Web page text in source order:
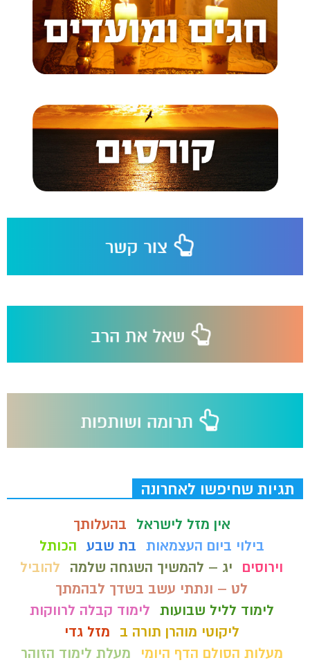
תגיות שחיפשו לאחרונה
אין מזל לישראל
בהעלותך
בילוי ביום העצמאות בת שבע הכותל
וירוסים
יג – להמשיך השגחה שלמה
להוביל
לט – ונתתי עשב בשדך לבהמתך
לימוד לליל שבועות לימוד קבלה לרווקות
ליקוטי מוהרן תורה ב
מזל גדי
מעלות הסולם הדף היומי
מעלת לימוד הזוהר